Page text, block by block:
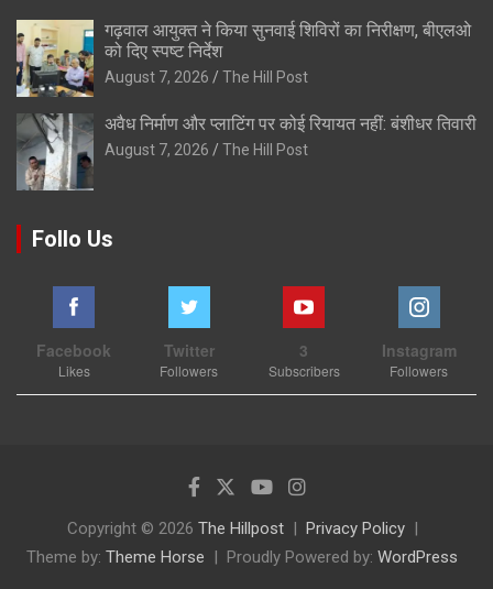
गढ़वाल आयुक्त ने किया सुनवाई शिविरों का निरीक्षण, बीएलओ
को दिए स्पष्ट निर्देश
August 7, 2026 The Hill Post
अवैध निर्माण और प्लाटिंग पर कोई रियायत नहीं: बंशीधर तिवारी
August 7, 2026 The Hill Post
Follo Us
Facebook
Likes
Twitter
Followers
3
Subscribers
Instagram
Followers
Copyright © 2026 The Hillpost
Privacy Policy
Theme by: Theme Horse Proudly Powered by: WordPress